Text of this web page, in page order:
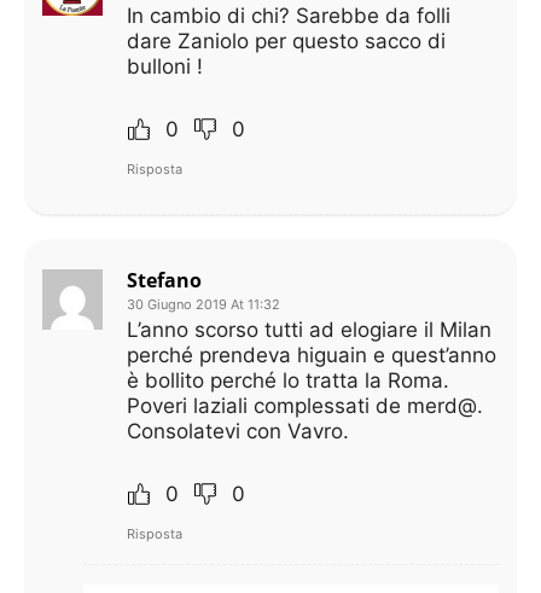
In cambio di chi? Sarebbe da folli
dare Zaniolo per questo sacco di
bulloni !
0 0
Risposta
Stefano
30 Giugno 2019 At 11:32
L’anno scorso tutti ad elogiare il Milan
perché prendeva higuain e quest’anno
è bollito perché lo tratta la Roma.
Poveri laziali complessati de merd@.
Consolatevi con Vavro.
0 0
Risposta